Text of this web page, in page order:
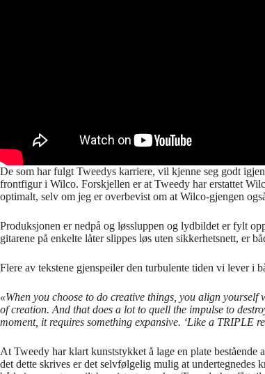
De som har fulgt Tweedys karriere, vil kjenne seg godt
frontfigur i Wilco. Forskjellen er at Tweedy har erstattet
optimalt, selv om jeg er overbevist om at Wilco-gjengen
Produksjonen er nedpå og løssluppen og lydbildet er fylt
gitarene på enkelte låter slippes løs uten sikkerhetsnett, er
Flere av tekstene gjenspeiler den turbulente tiden vi lever i
«When you choose to do creative things, you align
of creation. And that does a lot to quell the impulse to
moment, it requires something expansive. ‘Like a TRIPLE
At Tweedy har klart kunststykket å lage en plate
det dette skrives er det selvfølgelig mulig at undertegnedes